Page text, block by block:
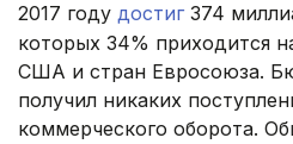
2017 году достиг374
которых 34% приходится
США и стран Евросоюза.
получил никаких
коммерческого оборота.